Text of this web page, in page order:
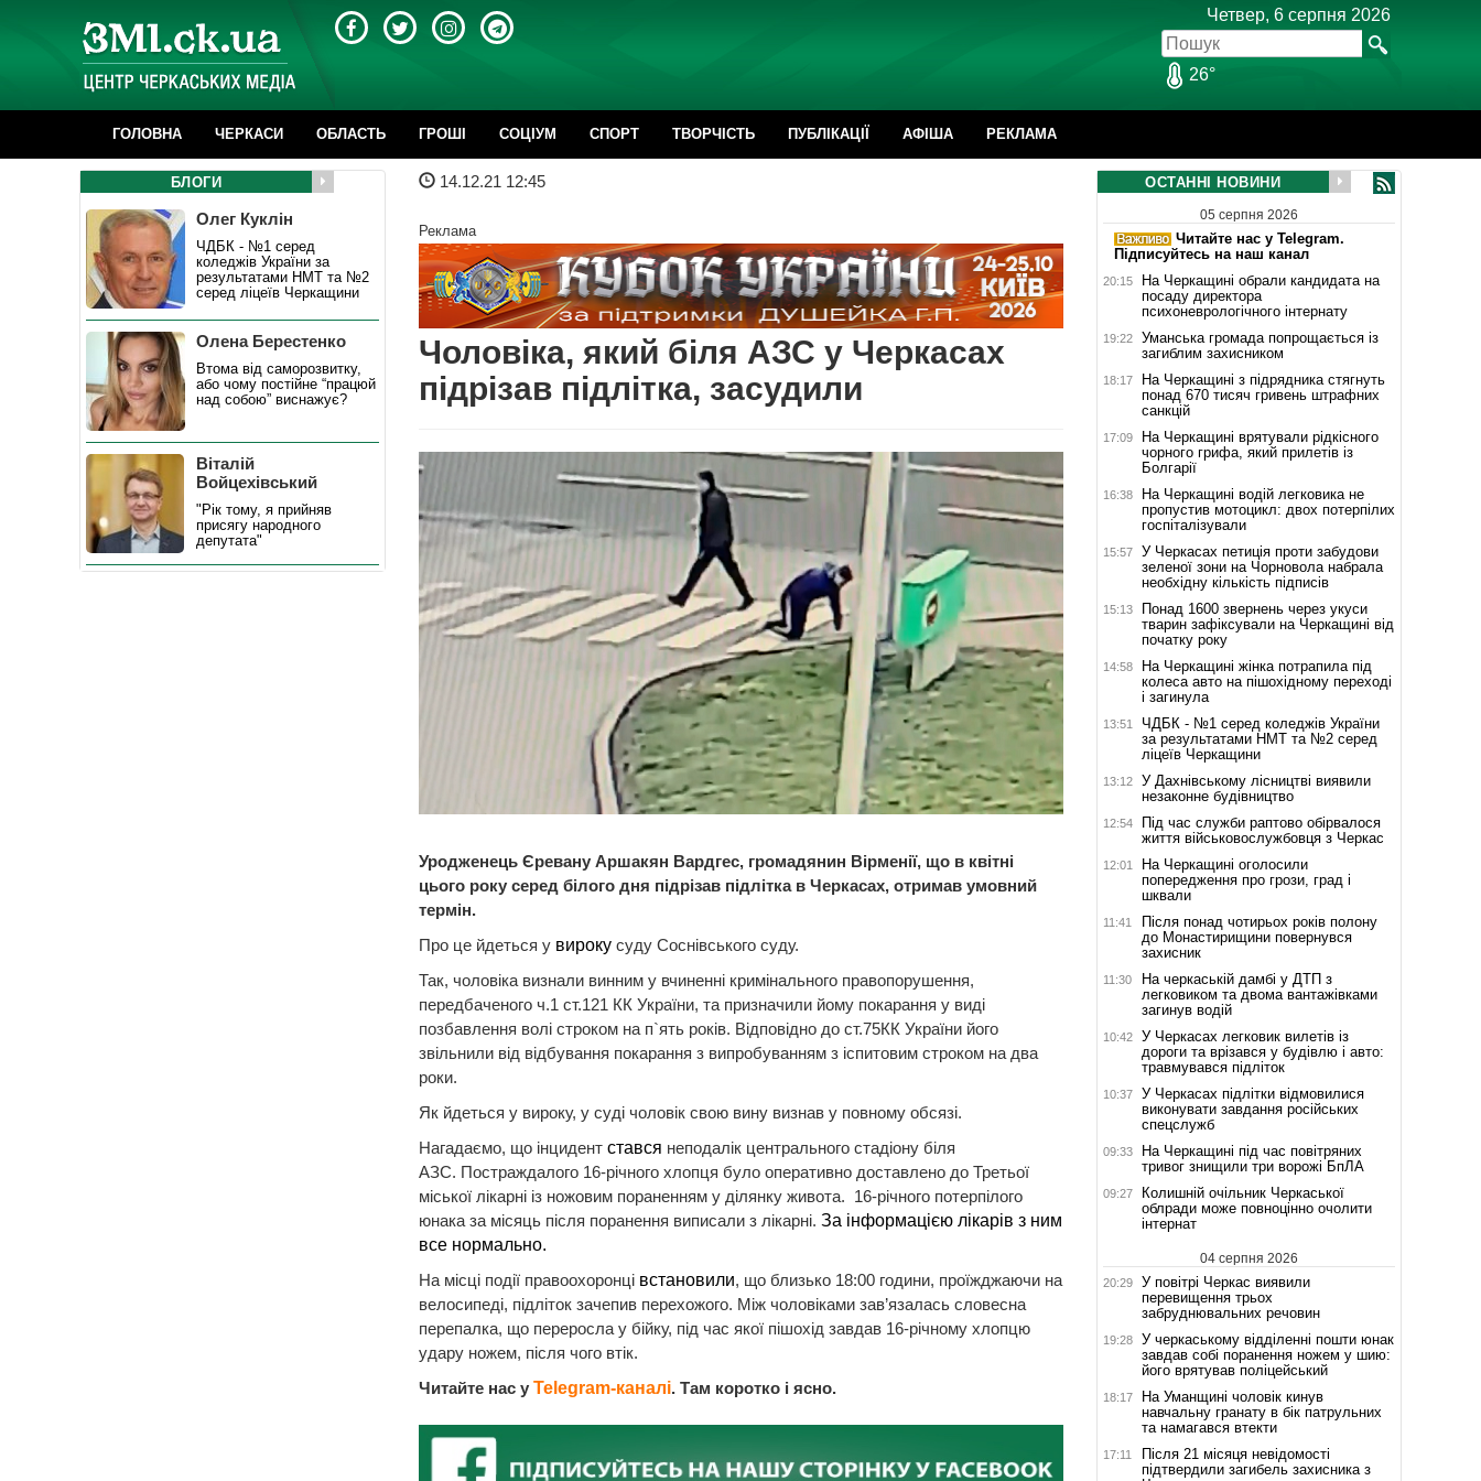
Четвер, 6 серпня 2026
26°
ГОЛОВНА ЧЕРКАСИ ОБЛАСТЬ ГРОШІ CОЦІУМ СПОРТ ТВОРЧІСТЬ ПУБЛІКАЦІЇ АФІША РЕКЛАМА
14.12.21 12:45
Реклама
Чоловіка, який біля АЗС у Черкасах
підрізав підлітка, засудили
Уродженець Єревану Аршакян Вардгес, громадянин Вірменії, що в квітні
цього року серед білого дня підрізав підлітка в Черкасах, отримав умовний
термін.
Про це йдеться у вироку суду Соснівського суду.
Так, чоловіка визнали винним у вчиненні кримінального правопорушення,
передбаченого ч.1 ст.121 КК України, та призначили йому покарання у виді
позбавлення волі строком на п`ять років. Відповідно до ст.75КК України його
звільнили від відбування покарання з випробуванням з іспитовим строком на два
роки.
Як йдеться у вироку, у суді чоловік свою вину визнав у повному обсязі.
Нагадаємо, що інцидент стався неподалік центрального стадіону біля
АЗС. Постраждалого 16-річного хлопця було оперативно доставлено до Третьої
міської лікарні із ножовим пораненням у ділянку живота. 16-річного потерпілого
юнака за місяць після поранення виписали з лікарні. За інформацією лікарів з ним
все нормально.
На місці події правоохоронці встановили, що близько 18:00 години, проїжджаючи на
велосипеді, підліток зачепив перехожого. Між чоловіками зав’язалась словесна
перепалка, що переросла у бійку, під час якої пішохід завдав 16-річному хлопцю
удару ножем, після чого втік.
Читайте нас у Telegram-каналі. Там коротко і ясно.
БЛОГИ
Олег Куклін
ЧДБК - №1 серед
коледжів України за
результатами НМТ та №2
серед ліцеїв Черкащини
Олена Берестенко
Втома від саморозвитку,
або чому постійне “працюй
над собою” виснажує?
Віталій
Войцехівський
"Рік тому, я прийняв
присягу народного
депутата"
ОСТАННІ НОВИНИ
05 серпня 2026
Читайте нас у Telegram.
Підписуйтесь на наш канал
20:15
На Черкащині обрали кандидата на
посаду директора
психоневрологічного інтернату
19:22
Уманська громада попрощається із
загиблим захисником
18:17
На Черкащині з підрядника стягнуть
понад 670 тисяч гривень штрафних
санкцій
17:09
На Черкащині врятували рідкісного
чорного грифа, який прилетів із
Болгарії
16:38
На Черкащині водій легковика не
пропустив мотоцикл: двох потерпілих
госпіталізували
15:57
У Черкасах петиція проти забудови
зеленої зони на Чорновола набрала
необхідну кількість підписів
15:13
Понад 1600 звернень через укуси
тварин зафіксували на Черкащині від
початку року
14:58
На Черкащині жінка потрапила під
колеса авто на пішохідному переході
і загинула
13:51
ЧДБК - №1 серед коледжів України
за результатами НМТ та №2 серед
ліцеїв Черкащини
13:12
У Дахнівському лісництві виявили
незаконне будівництво
12:54
Під час служби раптово обірвалося
життя військовослужбовця з Черкас
12:01
На Черкащині оголосили
попередження про грози, град і
шквали
11:41
Після понад чотирьох років полону
до Монастирищини повернувся
захисник
11:30
На черкаській дамбі у ДТП з
легковиком та двома вантажівками
загинув водій
10:42
У Черкасах легковик вилетів із
дороги та врізався у будівлю і авто:
травмувався підліток
10:37
У Черкасах підлітки відмовилися
виконувати завдання російських
спецслужб
09:33
На Черкащині під час повітряних
тривог знищили три ворожі БпЛА
09:27
Колишній очільник Черкаської
облради може повноцінно очолити
інтернат
04 серпня 2026
20:29
У повітрі Черкас виявили
перевищення трьох
забруднювальних речовин
19:28
У черкаському відділенні пошти юнак
завдав собі поранення ножем у шию:
його врятував поліцейський
18:17
На Уманщині чоловік кинув
навчальну гранату в бік патрульних
та намагався втекти
17:11
Після 21 місяця невідомості
підтвердили загибель захисника з